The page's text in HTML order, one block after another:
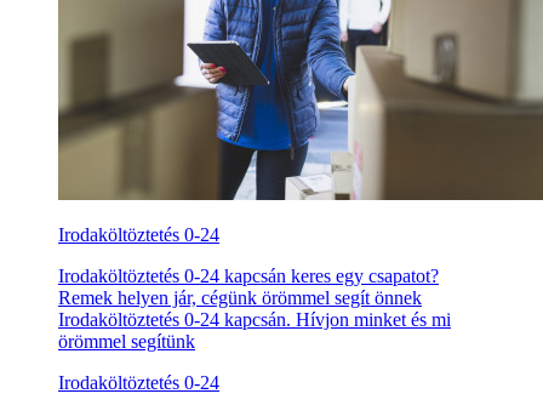
Irodaköltöztetés 0-24
Irodaköltöztetés 0-24 kapcsán keres egy csapatot?
Remek helyen jár, cégünk örömmel segít önnek
Irodaköltöztetés 0-24 kapcsán. Hívjon minket és mi
örömmel segítünk
Irodaköltöztetés 0-24